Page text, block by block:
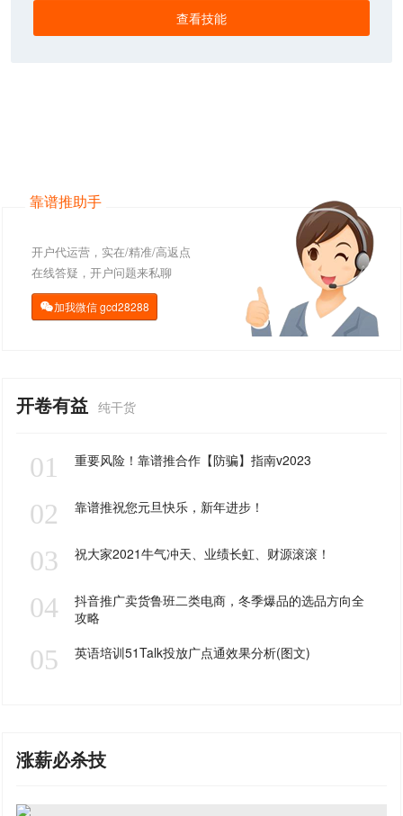
查看技能
靠谱推助手
开户代运营，实在/精准/高返点
在线答疑，开户问题来私聊
加我微信gcd28288
开卷有益 纯干货
01 重要风险！靠谱推合作【防骗】指南v2023
02 靠谱推祝您元旦快乐，新年进步！
03 祝大家2021牛气冲天、业绩长虹、财源滚滚！
04
抖音推广卖货鲁班二类电商，冬季爆品的选品方向全
攻略
05 英语培训51Talk投放广点通效果分析(图文)
涨薪必杀技